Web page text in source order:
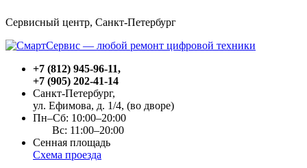
Сервисный центр, Cанкт-Петербург
+7 (812) 945-96-11,
+7 (905) 202-41-14
Санкт-Петербург,
ул. Ефимова, д. 1/4, (во дворе)
Пн–Сб: 10:00–20:00
Вс: 11:00–20:00
Сенная площадь
Схема проезда